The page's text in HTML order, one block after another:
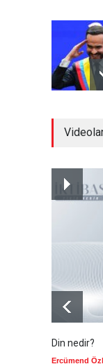
Din nedir?
Ercümend